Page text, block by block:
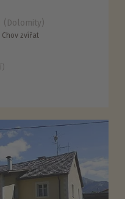
(Dolomity)
zvířat